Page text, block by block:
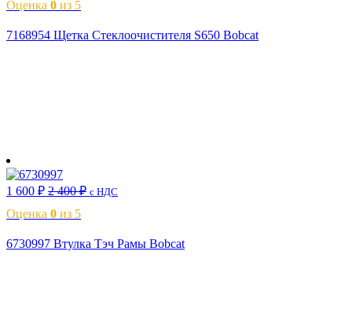
Оценка 0 из 5
7168954 Щетка Стеклоочистителя S650 Bobcat
1 600 ₽ 2 400₽ с НДС
Оценка 0 из 5
6730997 Втулка Тэч Рамы Bobcat